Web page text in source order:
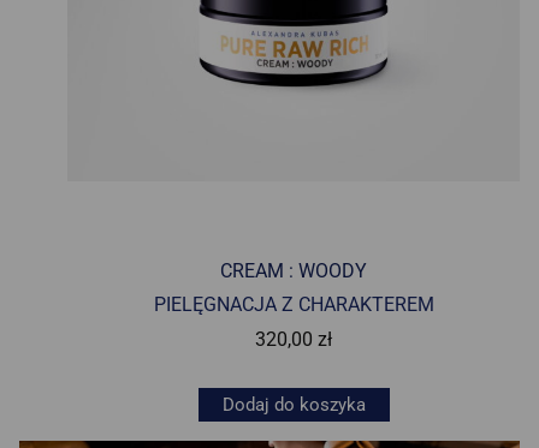
CREAM : WOODY
PIELĘGNACJA Z CHARAKTEREM
320,00 zł
Dodaj do koszyka